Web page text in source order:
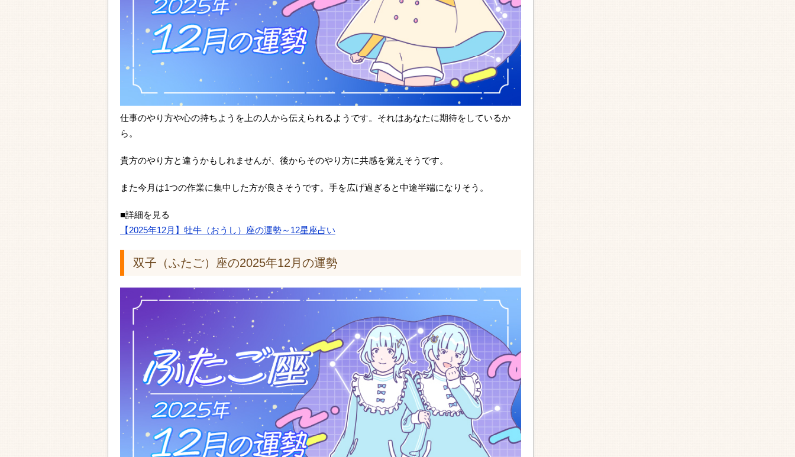
仕事のやり方や心の持ちようを上の人から伝えられるようです。それはあなたに期待をしているか
ら。
貴方のやり方と違うかもしれませんが、後からそのやり方に共感を覚えそうです。
また今月は1つの作業に集中した方が良さそうです。手を広げ過ぎると中途半端になりそう。
■詳細を見る
【2025年12月】牡牛（おうし）座の運勢～12星座占い
双子（ふたご）座の2025年12月の運勢